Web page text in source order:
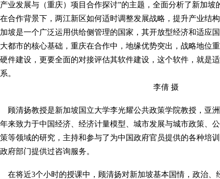
产业发展与（重庆）项目合作探讨”的主题，全面分析了新加坡
在合作背景下，两江新区如何适时调整发展战略，提升产业结
加坡是一个广泛运用供给侧管理的国家，其开放型经济和适应
大都市的核心基础，重庆在合作中，地缘优势突出，战略地位
硬件建设，更要全面的对接评估其软件建设，这个软件，就是
系。
李倩 摄
顾清扬教授是新加坡国立大学李光耀公共政策学院教授，亚
年来致力于中国经济、经济计量模型、城市发展与城市政策、
策等领域的研究，主持和参与了为中国政府官员提供的各种培
政府部门提供过咨询服务。
在将近3个小时的授课中，顾清扬对新加坡基本国情，政治、